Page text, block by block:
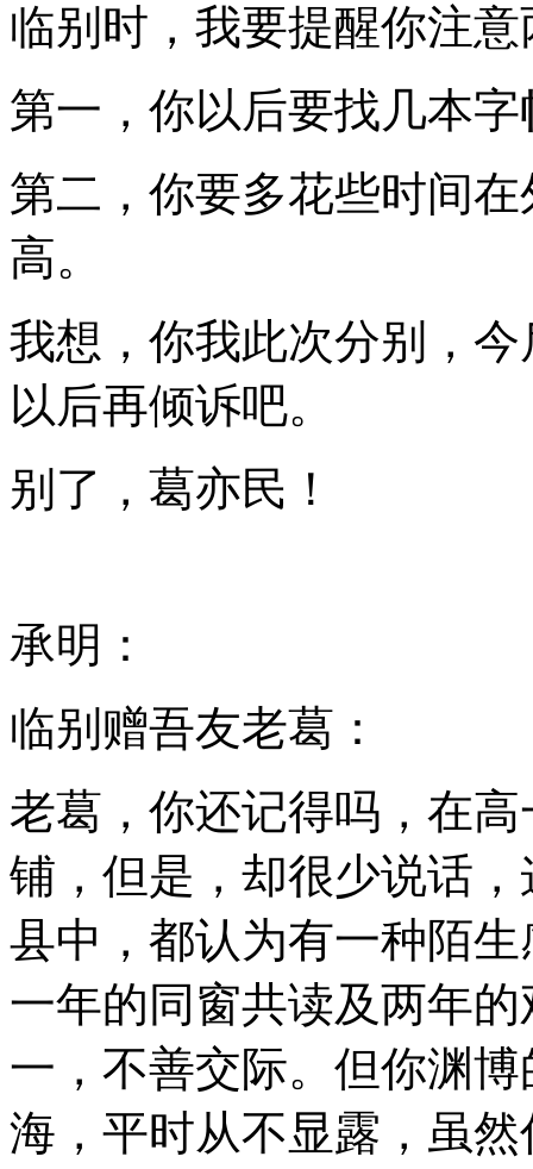
临别时，我要提醒你注
第一，你以后要找几本
第二，你要多花些时间
高。
我想，你我此次分别，
以后再倾诉吧。
别了，葛亦民！
承明：
临别赠吾友老葛：
老葛，你还记得吗，在
铺，但是，却很少说话
县中，都认为有一种陌
一年的同窗共读及两年
一，不善交际。但你渊
海，平时从不显露，虽